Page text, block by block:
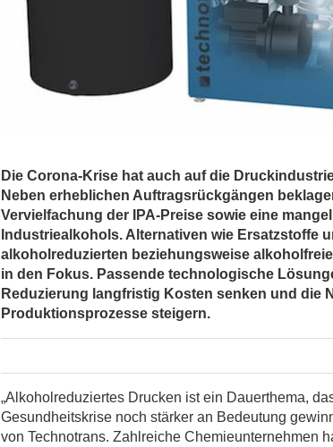
Die Corona-Krise hat auch auf die
Neben erheblichen Auftragsrückgängen
Vervielfachung der IPA-Preise sowie eine
Industriealkohols. Alternativen wie Ersatzstoffe
alkoholreduzierten beziehungsweise
in den Fokus. Passende technologische
Reduzierung langfristig Kosten senken und die
Produktionsprozesse steigern.
„Alkoholreduziertes Drucken ist ein Dauerthema,
Gesundheitskrise noch stärker an Bedeutung
von Technotrans. Zahlreiche Chemieunternehmen